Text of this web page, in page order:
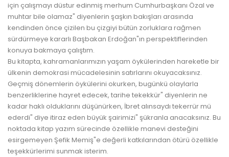
için çalışmayı düstur edinmiş merhum Cumhurbaşkanı Özal ve
muhtar bile olamaz" diyenlerin şaşkın bakışları arasında
kendinden önce çizilen bu çizgiyi bütün zorluklara rağmen
sürdürmeye kararlı Başbakan Erdoğan"ın perspektiflerinden
konuya bakmaya çalıştım.
Bu kitapta, kahramanlarımızın yaşam öykülerinden hareketle bir
ülkenin demokrasi mücadelesinin satırlarını okuyacaksınız.
Geçmiş dönemlerin öykülerini okurken, bugünkü olaylarla
benzerliklerine hayret edecek, tarihe tekekkür" diyenlerin ne
kadar haklı olduklarını düşünürken, İbret alınsaydı tekerrür mü
ederdi" diye itiraz eden büyük şairimizi" şükranla anacaksınız. Bu
noktada kitap yazım sürecinde özellikle manevi desteğini
esirgemeyen Şefik Memiş"e değerli katkılarından ötürü özellikle
teşekkürlerimi sunmak isterim.